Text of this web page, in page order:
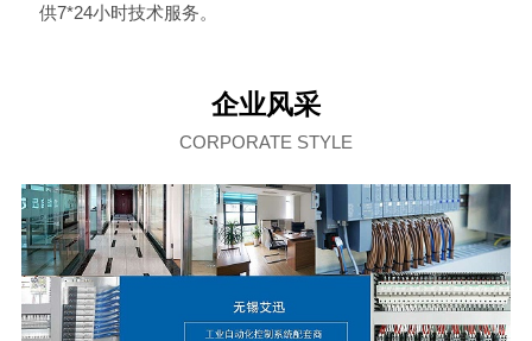
供7*24小时技术服务。
企业风采
CORPORATE STYLE